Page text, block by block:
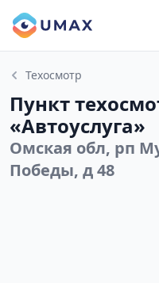
Техосмотр
Пункт
«Автоуслуга»
Омская обл, рп
Победы, д 48